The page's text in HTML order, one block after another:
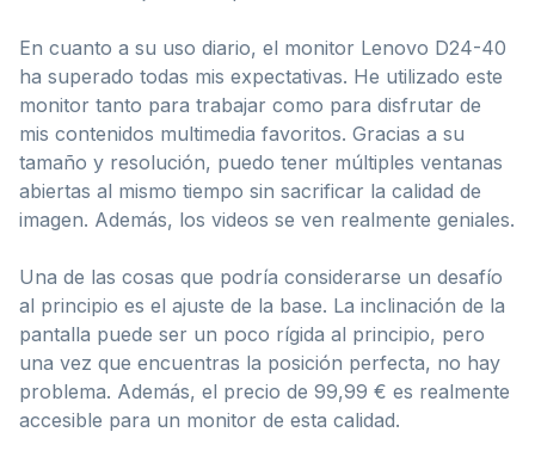
En cuanto a su uso diario, el monitor Lenovo D24-40
ha superado todas mis expectativas. He utilizado este
monitor tanto para trabajar como para disfrutar de
mis contenidos multimedia favoritos. Gracias a su
tamaño y resolución, puedo tener múltiples ventanas
abiertas al mismo tiempo sin sacrificar la calidad de
imagen. Además, los videos se ven realmente geniales.
Una de las cosas que podría considerarse un desafío
al principio es el ajuste de la base. La inclinación de la
pantalla puede ser un poco rígida al principio, pero
una vez que encuentras la posición perfecta, no hay
problema. Además, el precio de 99,99 € es realmente
accesible para un monitor de esta calidad.